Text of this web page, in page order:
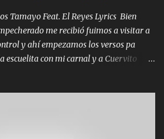
Tamayo Feat. El Reyes Lyrics Bien
me recibió fuimos a visitar a
y ahí empezamos los versos pa
escuelita con mi carnal y a Cuervito